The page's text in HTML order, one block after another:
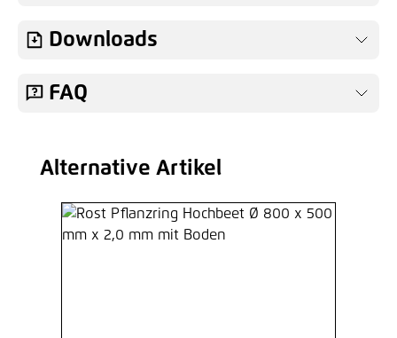
Downloads
FAQ
Produktgalerie überspringen
Alternative Artikel